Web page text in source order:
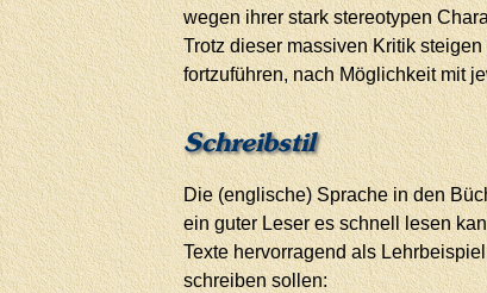
wegen ihrer stark stereotypen
Trotz dieser massiven Kritik
fortzuführen, nach Möglichkeit mit
Schreibstil
Die (englische) Sprache in den
ein guter Leser es schnell lesen
Texte hervorragend als
schreiben sollen: